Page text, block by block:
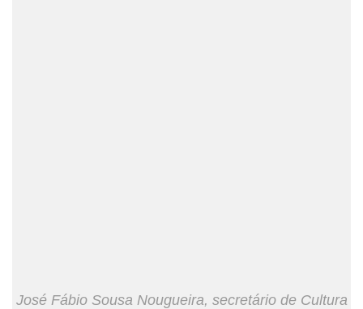
José Fábio Sousa Nougueira, secretário de Cultura